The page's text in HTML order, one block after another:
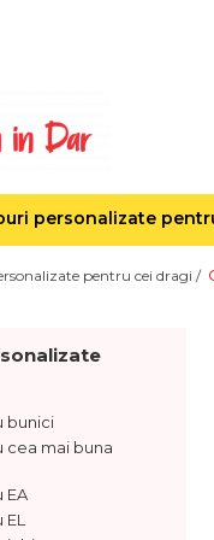
personalizate
pentru cei dragi /
bunici
cea mai buna
EA